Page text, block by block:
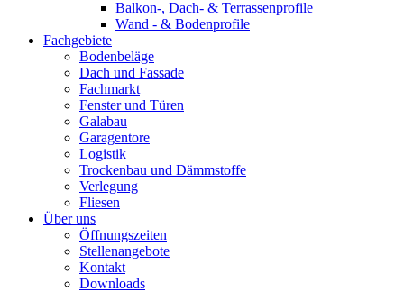
Balkon-, Dach- & Terrassenprofile
Wand - & Bodenprofile
Fachgebiete
Bodenbeläge
Dach und Fassade
Fachmarkt
Fenster und Türen
Galabau
Garagentore
Logistik
Trockenbau und Dämmstoffe
Verlegung
Fliesen
Über uns
Öffnungszeiten
Stellenangebote
Kontakt
Downloads